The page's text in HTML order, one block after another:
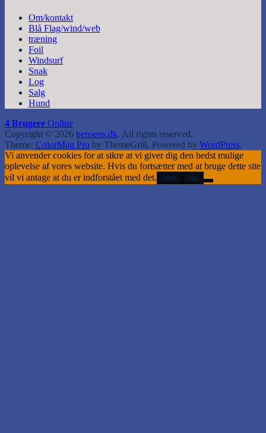
Om/kontakt
Blå Flag/wind/web
træning
Foil
Windsurf
Snak
Log
Salg
Hund
4 Brugere Online
Copyright © 2026 bensens.dk. All rights reserved.
Theme: ColorMag Pro by ThemeGrill. Powered by WordPress.
Vi anvender cookies for at sikre at vi giver dig den bedst mulige
oplevelse af vores website. Hvis du fortsætter med at bruge dette site
vil vi antage at du er indforstået med det. Jeps Nej